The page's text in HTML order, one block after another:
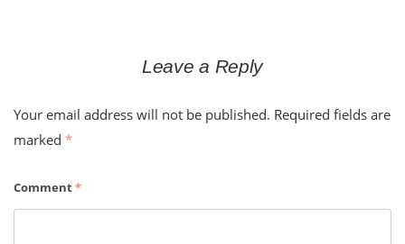
Leave a Reply
Your email address will not be published. Required fields are
marked *
Comment*